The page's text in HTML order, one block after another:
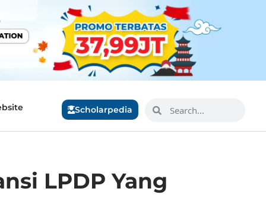
Scholarpedia
LPDP Yang